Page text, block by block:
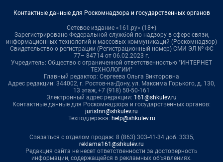
Контактные данные для Роскомнадзора и государственных органов
Сетевое издание «161.ру» (18+)
Зарегистрировано Федеральной службой по надзору в сфере связи,
информационных технологий и массовых коммуникаций (Роскомнадзор)
Свидетельство о регистрации (Регистрационный номер) СМИ ЭЛ № ФС
77– 84714 от 06.02.2023 г.
Учредитель: Общество с ограниченной ответственностью "ИНТЕРНЕТ
ТЕХНОЛОГИИ"
Главный редактор: Сергеева Ольга Викторовна
Адрес редакции: 344002, г. Ростов-на-Дону, ул. Максима Горького, д. 130,
13 этаж, +7 (918) 50-50-161
Электронный адрес редакции: 161@shkulev.ru
Контактные данные для Роскомнадзора и государственных органов:
juristnn@shkulev.ru
Техподдержка: help@shkulev.ru
Связаться с отделом продаж: 8 (863) 303-41-34 доб. 3335,
reklama161@shkulev.ru
Редакция сайта не несет ответственности за достоверность
информации, содержащейся в рекламных объявлениях.